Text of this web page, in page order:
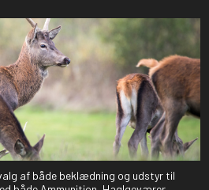
af både beklædning og udstyr til